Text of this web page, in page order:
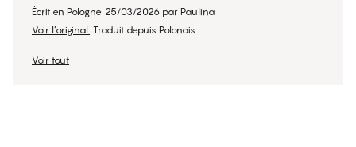
Écrit en Pologne 25/03/2026 par Paulina
Voir l’original. Traduit depuis Polonais
Voir tout